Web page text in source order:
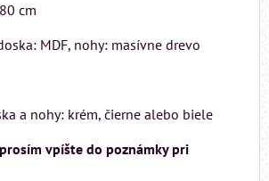
cm
MDF, nohy: masívne drevo
a nohy: krém, čierne alebo biele
vpíšte do poznámky pri